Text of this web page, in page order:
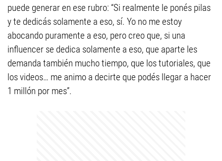
puede generar en ese rubro: “Si realmente le ponés pilas
y te dedicás solamente a eso, sí. Yo no me estoy
abocando puramente a eso, pero creo que, si una
influencer se dedica solamente a eso, que aparte les
demanda también mucho tiempo, que los tutoriales, que
los videos… me animo a decirte que podés llegar a hacer
1 millón por mes”.